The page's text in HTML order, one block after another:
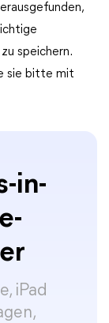
speichern.
sie bitte mit
in-
iPad